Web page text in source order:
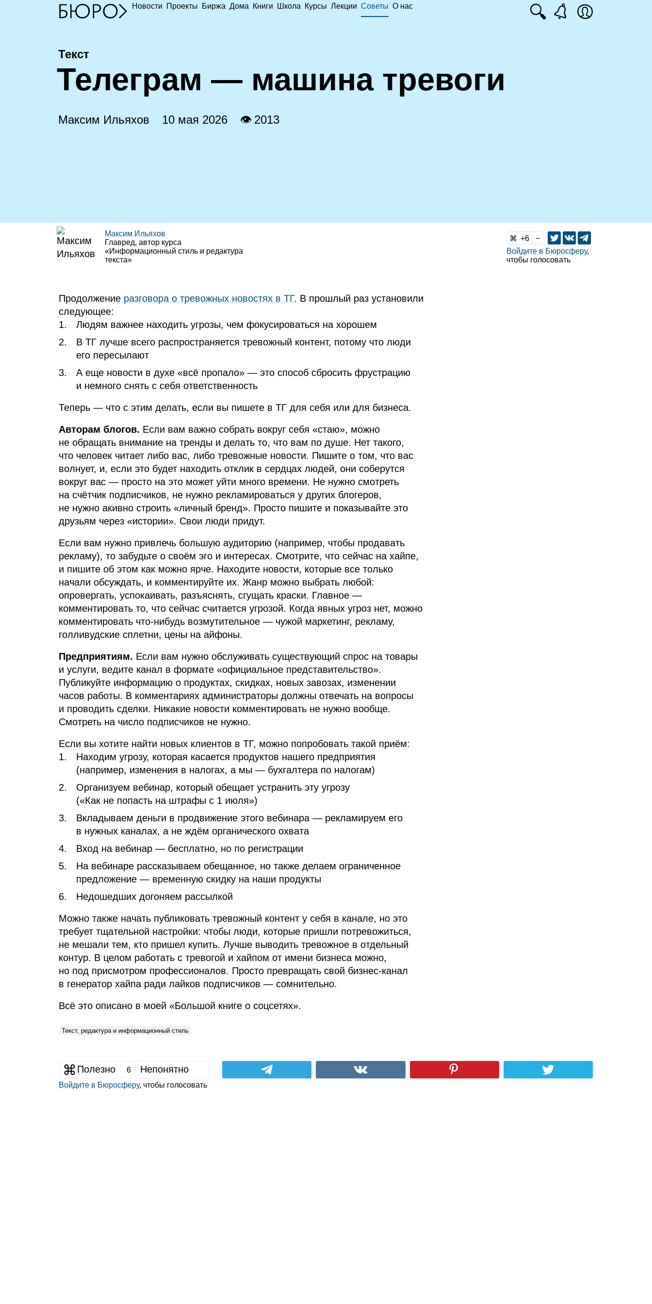
Новости Проекты Биржа Дома Книги Школа Курсы Лекции Советы О нас 🔍
Текст
Телеграм — машина тревоги
Максим Ильяхов 10 мая 2026 👁 2013
Максим Ильяхов
Главред, автор курса
«Информационный стиль и редактура
текста»
6
Войдите в Бюросферу,
чтобы голосовать
Продолжение разговора о тревожных новостях в ТГ. В прошлый раз установили
следующее:
Людям важнее находить угрозы, чем фокусироваться на хорошем
В ТГ лучше всего распространяется тревожный контент, потому что люди
его пересылают
А еще новости в духе «всё пропало» — это способ сбросить фрустрацию
и немного снять с себя ответственность
Теперь — что с этим делать, если вы пишете в ТГ для себя или для бизнеса.
Авторам блогов. Если вам важно собрать вокруг себя «стаю», можно
не обращать внимание на тренды и делать то, что вам по душе. Нет такого,
что человек читает либо вас, либо тревожные новости. Пишите о том, что вас
волнует, и, если это будет находить отклик в сердцах людей, они соберутся
вокруг вас — просто на это может уйти много времени. Не нужно смотреть
на счётчик подписчиков, не нужно рекламироваться у других блогеров,
не нужно акивно строить «личный бренд». Просто пишите и показывайте это
друзьям через «истории». Свои люди придут.
Если вам нужно привлечь большую аудиторию (например, чтобы продавать
рекламу), то забудьте о своём эго и интересах. Смотрите, что сейчас на хайпе,
и пишите об этом как можно ярче. Находите новости, которые все только
начали обсуждать, и комментируйте их. Жанр можно выбрать любой:
опровергать, успокаивать, разъяснять, сгущать краски. Главное —
комментировать то, что сейчас считается угрозой. Когда явных угроз нет, можно
комментировать что‑нибудь возмутительное — чужой маркетинг, рекламу,
голливудские сплетни, цены на айфоны.
Предприятиям. Если вам нужно обслуживать существующий спрос на товары
и услуги, ведите канал в формате «официальное представительство».
Публикуйте информацию о продуктах, скидках, новых завозах, изменении
часов работы. В комментариях администраторы должны отвечать на вопросы
и проводить сделки. Никакие новости комментировать не нужно вообще.
Смотреть на число подписчиков не нужно.
Если вы хотите найти новых клиентов в ТГ, можно попробовать такой приём:
Находим угрозу, которая касается продуктов нашего предприятия
(например, изменения в налогах, а мы — бухгалтера по налогам)
Организуем вебинар, который обещает устранить эту угрозу
(«Как не попасть на штрафы с 1 июля»)
Вкладываем деньги в продвижение этого вебинара — рекламируем его
в нужных каналах, а не ждём органического охвата
Вход на вебинар — бесплатно, но по регистрации
На вебинаре рассказываем обещанное, но также делаем ограниченное
предложение — временную скидку на наши продукты
Недошедших догоняем рассылкой
Можно также начать публиковать тревожный контент у себя в канале, но это
требует тщательной настройки: чтобы люди, которые пришли потревожиться,
не мешали тем, кто пришел купить. Лучше выводить тревожное в отдельный
контур. В целом работать с тревогой и хайпом от имени бизнеса можно,
но под присмотром профессионалов. Просто превращать свой бизнес‑канал
в генератор хайпа ради лайков подписчиков — сомнительно.
Всё это описано в моей «Большой книге о соцсетях».
Текст, редактура и информационный стиль
Полезно 6 Непонятно
Войдите в Бюросферу, чтобы голосовать